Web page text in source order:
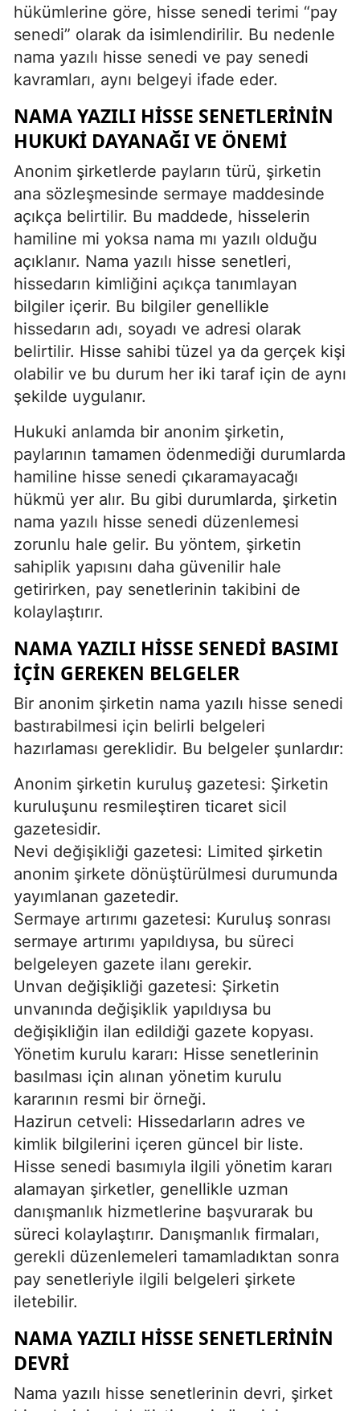
hükümlerine göre, hisse senedi terimi “pay
senedi” olarak da isimlendirilir. Bu nedenle
nama yazılı hisse senedi ve pay senedi
kavramları, aynı belgeyi ifade eder.
NAMA YAZILI HISSE SENETLERININ
HUKUKI DAYANAĞI VE ÖNEMI
Anonim şirketlerde payların türü, şirketin
ana sözleşmesinde sermaye maddesinde
açıkça belirtilir. Bu maddede, hisselerin
hamiline mi yoksa nama mı yazılı olduğu
açıklanır. Nama yazılı hisse senetleri,
hissedarın kimliğini açıkça tanımlayan
bilgiler içerir. Bu bilgiler genellikle
hissedarın adı, soyadı ve adresi olarak
belirtilir. Hisse sahibi tüzel ya da gerçek kişi
olabilir ve bu durum her iki taraf için de aynı
şekilde uygulanır.
Hukuki anlamda bir anonim şirketin,
paylarının tamamen ödenmediği durumlarda
hamiline hisse senedi çıkaramayacağı
hükmü yer alır. Bu gibi durumlarda, şirketin
nama yazılı hisse senedi düzenlemesi
zorunlu hale gelir. Bu yöntem, şirketin
sahiplik yapısını daha güvenilir hale
getirirken, pay senetlerinin takibini de
kolaylaştırır.
NAMA YAZILI HISSE SENEDI BASIMI
İÇIN GEREKEN BELGELER
Bir anonim şirketin nama yazılı hisse senedi
bastırabilmesi için belirli belgeleri
hazırlaması gereklidir. Bu belgeler şunlardır:
Anonim şirketin kuruluş gazetesi: Şirketin
kuruluşunu resmileştiren ticaret sicil
gazetesidir.
Nevi değişikliği gazetesi: Limited şirketin
anonim şirkete dönüştürülmesi durumunda
yayımlanan gazetedir.
Sermaye artırımı gazetesi: Kuruluş sonrası
sermaye artırımı yapıldıysa, bu süreci
belgeleyen gazete ilanı gerekir.
Unvan değişikliği gazetesi: Şirketin
unvanında değişiklik yapıldıysa bu
değişikliğin ilan edildiği gazete kopyası.
Yönetim kurulu kararı: Hisse senetlerinin
basılması için alınan yönetim kurulu
kararının resmi bir örneği.
Hazirun cetveli: Hissedarların adres ve
kimlik bilgilerini içeren güncel bir liste.
Hisse senedi basımıyla ilgili yönetim kararı
alamayan şirketler, genellikle uzman
danışmanlık hizmetlerine başvurarak bu
süreci kolaylaştırır. Danışmanlık firmaları,
gerekli düzenlemeleri tamamladıktan sonra
pay senetleriyle ilgili belgeleri şirkete
iletebilir.
NAMA YAZILI HISSE SENETLERININ
DEVRI
Nama yazılı hisse senetlerinin devri, şirket